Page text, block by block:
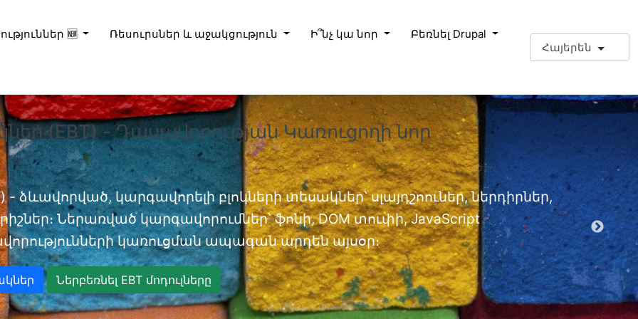
🆕 Ռեսուրսներ և աջակցություն Ի՞նչ կա նոր Բեռնել Drupal
Հայերեն
(EBT) - Դասավորության Կառուցողի նոր
- ձևավորված, կարգավորելի բլոկների տեսակներ՝ սլայդշոուներ, ներդիրներ,
Ներառված կարգավորումներ՝ ֆոնի, DOM տուփի, JavaScript
կառուցման ապագան արդեն այսօր։
Ներբեռնել EBT մոդուլները
EPT